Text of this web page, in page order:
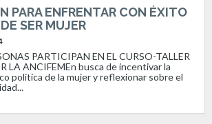
PARA ENFRENTAR CON ÉXITO
SER MUJER
PARTICIPAN EN EL CURSO-TALLER
LA ANCIFEMEn busca de incentivar la
política de la mujer y reflexionar sobre el